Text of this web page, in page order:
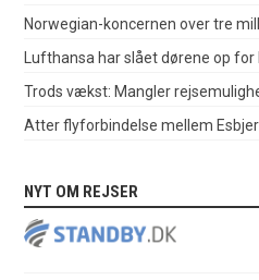
Norwegian-koncernen over tre
Lufthansa har slået dørene op
Trods vækst: Mangler
Atter flyforbindelse mellem
NYT OM REJSER